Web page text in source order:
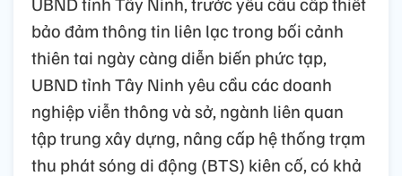
bảo đảm thông tin liên lạc trong bối cảnh
thiên tai ngày càng diễn biến phức tạp,
UBND tỉnh Tây Ninh yêu cầu các doanh
nghiệp viễn thông và sở, ngành liên quan
tập trung xây dựng, nâng cấp hệ thống trạm
thu phát sóng di động (BTS) kiên cố, có khả